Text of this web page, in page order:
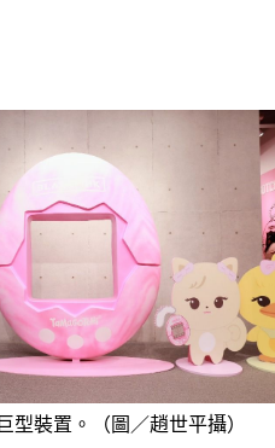
型裝置。（圖／趙世平攝）